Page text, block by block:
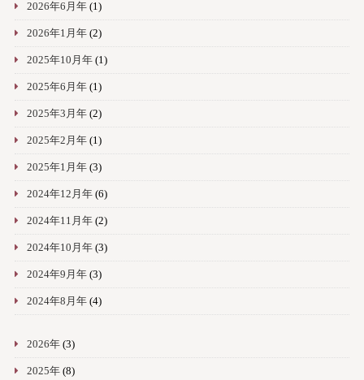
2026年6月年(1)
2026年1月年(2)
2025年10月年(1)
2025年6月年(1)
2025年3月年(2)
2025年2月年(1)
2025年1月年(3)
2024年12月年(6)
2024年11月年(2)
2024年10月年(3)
2024年9月年(3)
2024年8月年(4)
2026年(3)
2025年(8)